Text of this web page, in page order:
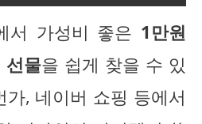
서 가성비 좋은 1만원
선물을 쉽게 찾을 수 있
, 네이버 쇼핑 등에서